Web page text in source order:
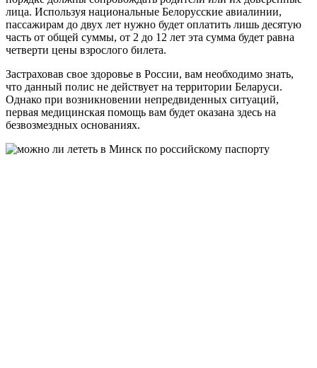
лица. Используя национальные Белорусские авиалинии,
пассажирам до двух лет нужно будет оплатить лишь десятую
часть от общей суммы, от 2 до 12 лет эта сумма будет равна
четверти цены взрослого билета.
Застраховав свое здоровье в России, вам необходимо знать,
что данный полис не действует на территории Беларуси.
Однако при возникновении непредвиденных ситуаций,
первая медицинская помощь вам будет оказана здесь на
безвозмездных основаниях.